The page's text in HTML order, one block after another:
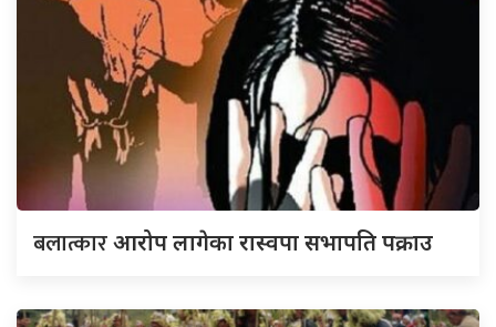
बलात्कारआरोप लागेका रास्वपा सभापति पक्राउ